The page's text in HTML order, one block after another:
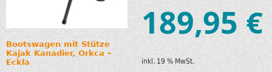
Bootswagen mit Stütze
Kajak Kanadier, Orkca –
Eckla
189,95€
inkl. 19 % MwSt.